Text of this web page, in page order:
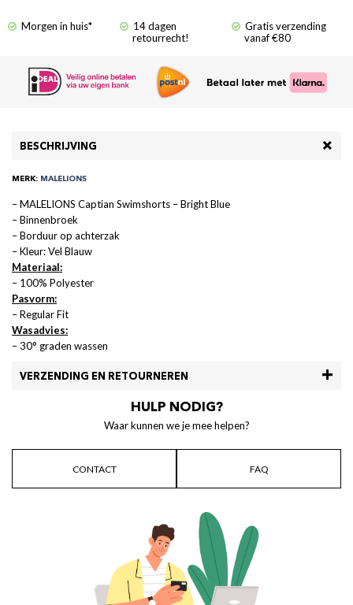
Morgen in huis*
14 dagen
retourrecht!
Gratis verzending
vanaf €80
BESCHRIJVING
MERK: MALELIONS
– MALELIONS Captian Swimshorts – Bright Blue
– Binnenbroek
– Borduur op achterzak
– Kleur: Vel Blauw
Materiaal:
– 100% Polyester
Pasvorm:
– Regular Fit
Wasadvies:
– 30° graden wassen
VERZENDING EN RETOURNEREN
HULP NODIG?
Waar kunnen we je mee helpen?
CONTACT FAQ